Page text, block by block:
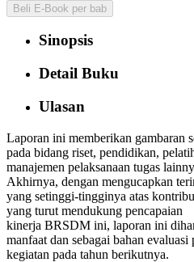
Beli E-Book per bab
Sinopsis
Detail Buku
Ulasan
Laporan ini memberikan gambaran
pada bidang riset, pendidikan,
manajemen pelaksanaan tugas
Akhirnya, dengan mengucapkan
yang setinggi-tingginya atas
yang turut mendukung pencapaian
kinerja BRSDM ini, laporan ini
manfaat dan sebagai bahan evaluasi
kegiatan pada tahun berikutnya.